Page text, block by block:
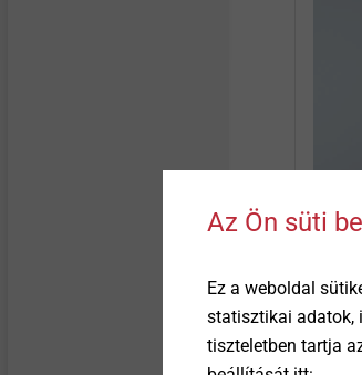
Az Ön süti
Ez a weboldal
statisztikai adatok,
tiszteletben tartja